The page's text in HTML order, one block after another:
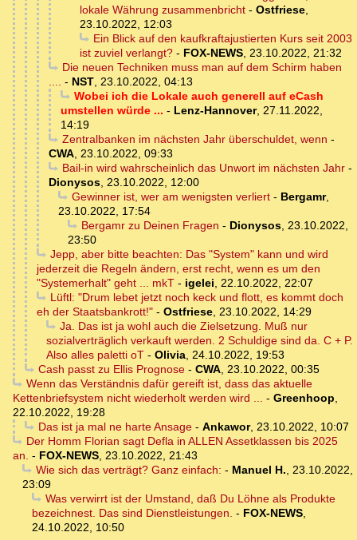
lokale Währung zusammenbricht - Ostfriese,
23.10.2022, 12:03
Ein Blick auf den kaufkraftajustierten Kurs seit 2003
ist zuviel verlangt? - FOX-NEWS, 23.10.2022, 21:32
Die neuen Techniken muss man auf dem Schirm haben
.... - NST, 23.10.2022, 04:13
Wobei ich die Lokale auch generell auf eCash
umstellen würde ... - Lenz-Hannover, 27.11.2022,
14:19
Zentralbanken im nächsten Jahr überschuldet, wenn -
CWA, 23.10.2022, 09:33
Bail-in wird wahrscheinlich das Unwort im nächsten Jahr-
Dionysos, 23.10.2022, 12:00
Gewinner ist, wer am wenigsten verliert- Bergamr,
23.10.2022, 17:54
Bergamr zu Deinen Fragen - Dionysos, 23.10.2022,
23:50
Jepp, aber bitte beachten: Das "System" kann und wird
jederzeit die Regeln ändern, erst recht, wenn es um den
"Systemerhalt" geht ... mkT - igelei, 22.10.2022, 22:07
Lüftl: "Drum lebet jetzt noch keck und flott, es kommt doch
eh der Staatsbankrott!" - Ostfriese, 23.10.2022, 14:29
Ja. Das ist ja wohl auch die Zielsetzung. Muß nur
sozialverträglich verkauft werden. 2 Schuldige sind da. C + P.
Also alles paletti oT - Olivia, 24.10.2022, 19:53
Cash passt zu Ellis Prognose- CWA, 23.10.2022, 00:35
Wenn das Verständnis dafür gereift ist, dass das aktuelle
Kettenbriefsystem nicht wiederholt werden wird ... - Greenhoop,
22.10.2022, 19:28
Das ist ja mal ne harte Ansage- Ankawor, 23.10.2022, 10:07
Der Homm Florian sagt Defla in ALLEN Assetklassen bis 2025
an. - FOX-NEWS, 23.10.2022, 21:43
Wie sich das verträgt? Ganz einfach: - Manuel H., 23.10.2022,
23:09
Was verwirrt ist der Umstand, daß Du Löhne als Produkte
bezeichnest. Das sind Dienstleistungen. - FOX-NEWS,
24.10.2022, 10:50